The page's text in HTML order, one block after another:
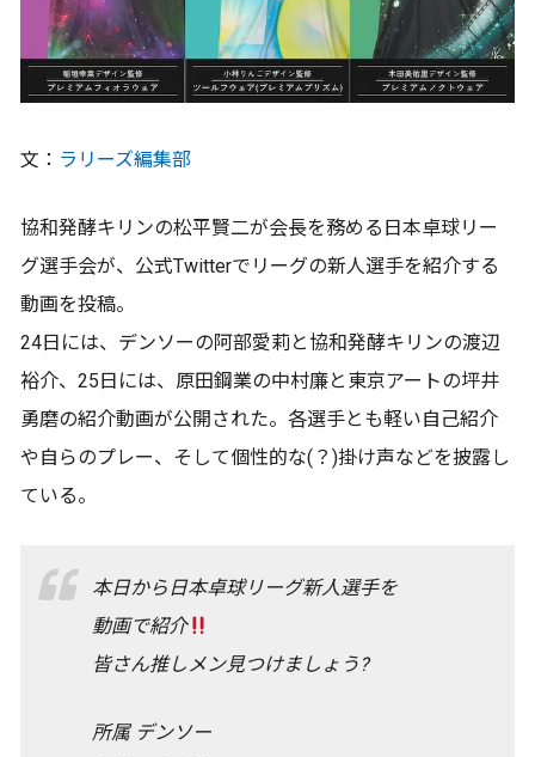
文： ラリーズ編集部
協和発酵キリンの松平賢二が会長を務める日本卓球リー
グ選手会が、公式Twitterでリーグの新人選手を紹介する
動画を投稿。
24日には、デンソーの阿部愛莉と協和発酵キリンの渡辺
裕介、25日には、原田鋼業の中村廉と東京アートの坪井
勇磨の紹介動画が公開された。各選手とも軽い自己紹介
や自らのプレー、そして個性的な(？)掛け声などを披露し
ている。
本日から日本卓球リーグ新人選手を
動画で紹介
皆さん推しメン見つけましょう?
所属 デンソー